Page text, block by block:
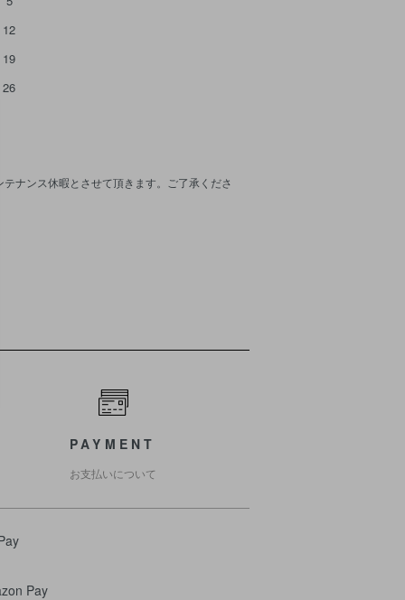
12
19
26
ナンス休暇とさせて頂きます。ご了承くださ
PAYMENT
お支払いについて
Pay